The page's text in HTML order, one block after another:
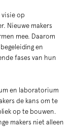
visie op
Nieuwe makers
mee. Daarom
en
fases van hun
en laboratorium
de kans om te
op te bouwen.
makers niet alleen